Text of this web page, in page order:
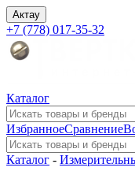
Актау
+7 (778) 017-35-32
Каталог
ИзбранноеСравнение
Каталог -